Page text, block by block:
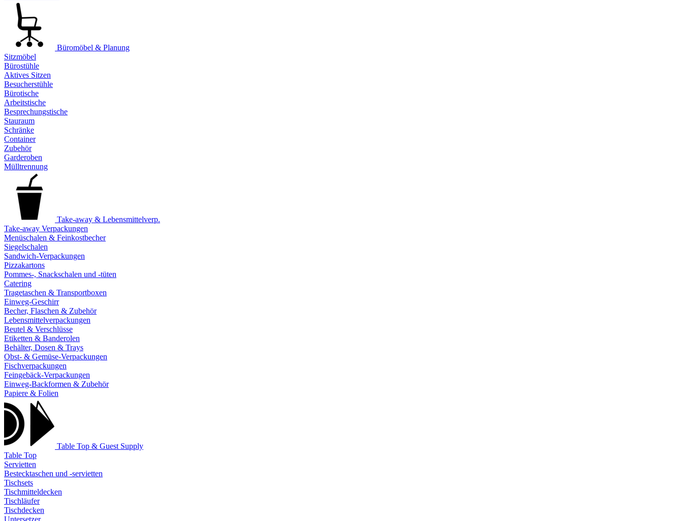
Büromöbel & Planung
Sitzmöbel
Bürostühle
Aktives Sitzen
Besucherstühle
Bürotische
Arbeitstische
Besprechungstische
Stauraum
Schränke
Container
Zubehör
Garderoben
Mülltrennung
Take-away & Lebensmittelverp.
Take-away Verpackungen
Menüschalen & Feinkostbecher
Siegelschalen
Sandwich-Verpackungen
Pizzakartons
Pommes-, Snackschalen und -tüten
Catering
Tragetaschen & Transportboxen
Einweg-Geschirr
Becher, Flaschen & Zubehör
Lebensmittelverpackungen
Beutel & Verschlüsse
Etiketten & Banderolen
Behälter, Dosen & Trays
Obst- & Gemüse-Verpackungen
Fischverpackungen
Feingebäck-Verpackungen
Einweg-Backformen & Zubehör
Papiere & Folien
Table Top & Guest Supply
Table Top
Servietten
Bestecktaschen und -servietten
Tischsets
Tischmitteldecken
Tischläufer
Tischdecken